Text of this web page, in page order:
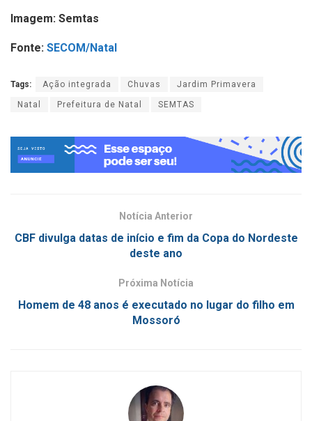
Imagem: Semtas
Fonte: SECOM/Natal
Tags: Ação integrada Chuvas Jardim Primavera
Natal Prefeitura de Natal SEMTAS
Notícia Anterior
CBF divulga datas de início e fim da Copa do Nordeste
deste ano
Próxima Notícia
Homem de 48 anos é executado no lugar do filho em
Mossoró